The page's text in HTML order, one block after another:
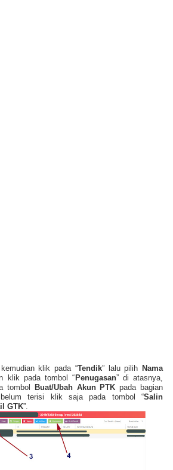
klik pada “Tendik” lalu pilih Nama
klik pada tombol “Penugasan” di atasnya,
tombol Buat/Ubah Akun PTK pada bagian
terisi klik saja pada tombol “Salin
GTK”.